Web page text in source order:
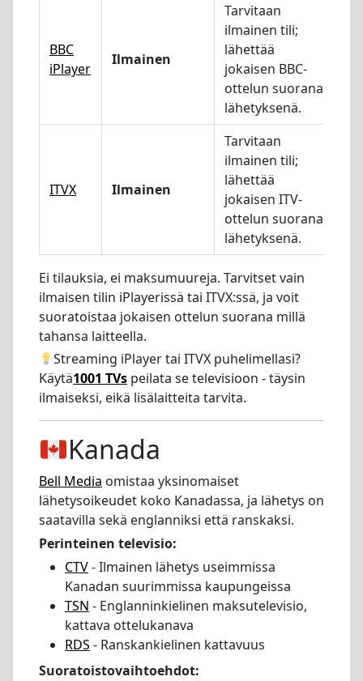
BBC
iPlayer
Ilmainen
Tarvitaan
ilmainen tili;
lähettää
jokaisen BBC-
ottelun suorana
lähetyksenä.
ITVX Ilmainen
Tarvitaan
ilmainen tili;
lähettää
jokaisen ITV-
ottelun suorana
lähetyksenä.
Ei tilauksia, ei maksumuureja. Tarvitset vain
ilmaisen tilin iPlayerissä tai ITVX:ssä, ja voit
suoratoistaa jokaisen ottelun suorana millä
tahansa laitteella.
Streaming iPlayer tai ITVX puhelimellasi?
Käytä1001 TVs peilata se televisioon - täysin
ilmaiseksi, eikä lisälaitteita tarvita.
Kanada
Bell Media omistaa yksinomaiset
lähetysoikeudet koko Kanadassa, ja lähetys on
saatavilla sekä englanniksi että ranskaksi.
Perinteinen televisio:
CTV- Ilmainen lähetys useimmissa
Kanadan suurimmissa kaupungeissa
TSN - Englanninkielinen maksutelevisio,
kattava ottelukanava
RDS - Ranskankielinen kattavuus
Suoratoistovaihtoehdot: